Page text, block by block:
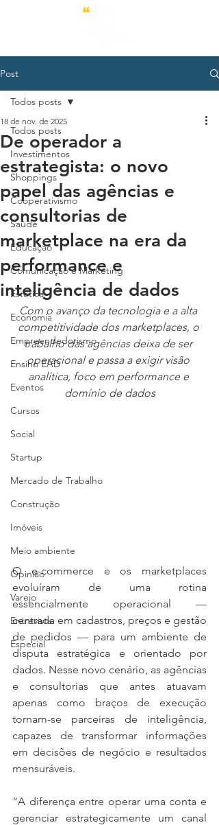
Post
Todos posts
Investimentos
Shoppings
Cooperativismo
Saúde
Educação
Comunicação e Marketing
Estética
Economia
Empreendedorismo
Ensino EAD
Eventos
Cursos
Social
Startup
Mercado de Trabalho
Construção
Imóveis
Meio ambiente
Opinião
Varejo
Entrevista
Especial
Todos posts
De operador a
estrategista: o novo
papel das agências e
consultorias de
marketplace na era da
performance e
inteligência de dados
18 de nov. de 2025
Com o avanço da tecnologia e a alta
competitividade dos marketplaces, o
trabalho das agências deixa de ser
operacional e passa a exigir visão
analítica, foco em performance e
domínio de dados
O e-commerce e os marketplaces
evoluíram de uma rotina
essencialmente operacional —
centrada em cadastros, preços e gestão
de pedidos — para um ambiente de
disputa estratégica e orientado por
dados. Nesse novo cenário, as agências
e consultorias que antes atuavam
apenas como braços de execução
tornam-se parceiras de inteligência,
capazes de transformar informações
em decisões de negócio e resultados
mensuráveis.
“A diferença entre operar uma conta e
gerenciar estrategicamente um canal